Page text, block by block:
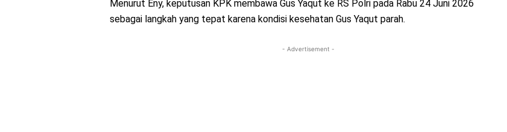
Menurut Eny, keputusan KPK membawa Gus Yaqut ke RS Polri pada Rabu 24 Juni 2026
sebagai langkah yang tepat karena kondisi kesehatan Gus Yaqut parah.
- Advertisement -